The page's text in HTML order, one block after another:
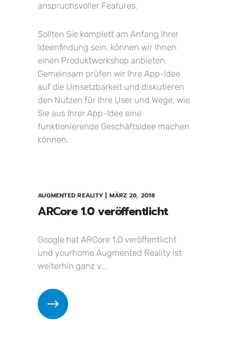
anspruchsvoller Features.
Sollten Sie komplett am Anfang Ihrer
Ideenfindung sein, können wir Ihnen
einen Produktworkshop anbieten.
Gemeinsam prüfen wir Ihre App-Idee
auf die Umsetzbarkeit und diskutieren
den Nutzen für Ihre User und Wege, wie
Sie aus Ihrer App-Idee eine
funktionierende Geschäftsidee machen
können.
AUGMENTED REALITY MÄRZ 26, 2018
ARCore 1.0 veröffentlicht
Google hat ARCore 1.0 veröffentlicht
und yourhome Augmented Reality ist
weiterhin ganz v...